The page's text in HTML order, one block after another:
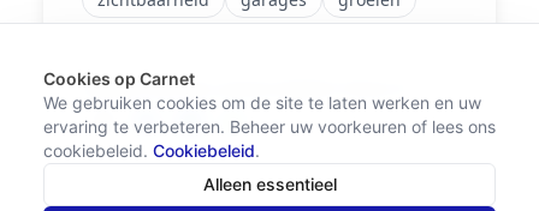
Did you find this article helpful? Share it!
Cookies op Carnet
We gebruiken cookies om de site te laten werken en uw
ervaring te verbeteren. Beheer uw voorkeuren of lees ons
cookiebeleid. Cookiebeleid.
Alleen essentieel